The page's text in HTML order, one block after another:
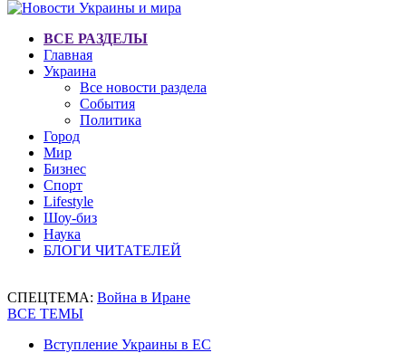
ВСЕ РАЗДЕЛЫ
Главная
Украина
Все новости раздела
События
Политика
Город
Мир
Бизнес
Спорт
Lifestyle
Шоу-биз
Наука
БЛОГИ ЧИТАТЕЛЕЙ
СПЕЦТЕМА: Война в Иране
ВСЕ ТЕМЫ
Вступление Украины в ЕС